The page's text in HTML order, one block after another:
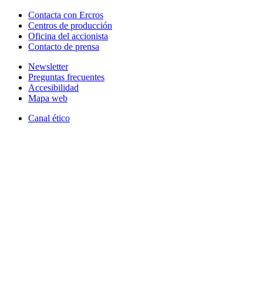
Contacta con Ercros
Centros de producción
Oficina del accionista
Contacto de prensa
Newsletter
Preguntas frecuentes
Accesibilidad
Mapa web
Canal ético